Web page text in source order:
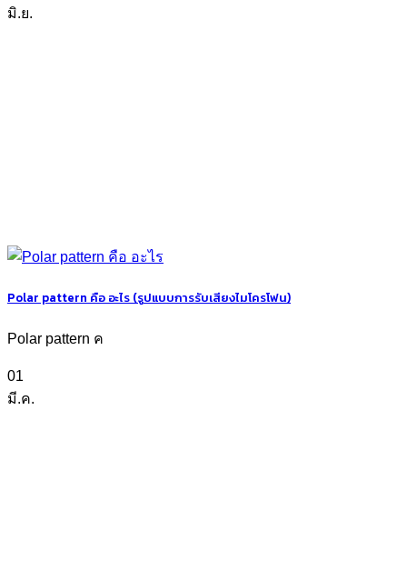
มิ.ย.
Polar pattern คือ อะไร (รูปแบบการรับเสียงไมโครโฟน)
Polar pattern ค
01
มี.ค.